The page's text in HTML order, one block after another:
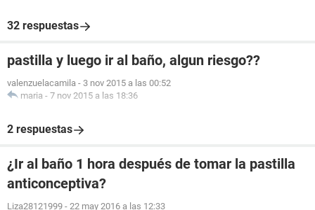
32 respuestas
pastilla y luego ir al baño, algun riesgo??
valenzuelacamila - 3 nov 2015 a las 00:52
maria - 7 nov 2015 a las 18:36
2 respuestas
¿Ir al baño 1 hora después de tomar la pastilla
anticonceptiva?
Liza28121999 - 22 may 2016 a las 12:33